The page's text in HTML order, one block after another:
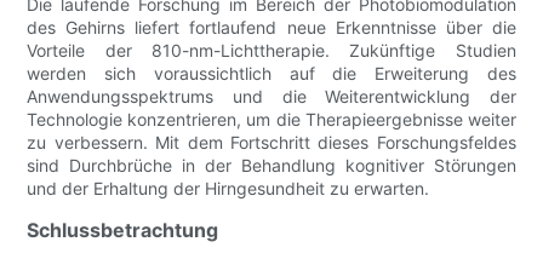
des Gehirns liefert fortlaufend neue Erkenntnisse über die
Vorteile der 810-nm-Lichttherapie. Zukünftige Studien
werden sich voraussichtlich auf die Erweiterung des
Anwendungsspektrums und die Weiterentwicklung der
Technologie konzentrieren, um die Therapieergebnisse weiter
zu verbessern. Mit dem Fortschritt dieses Forschungsfeldes
sind Durchbrüche in der Behandlung kognitiver Störungen
und der Erhaltung der Hirngesundheit zu erwarten.
Schlussbetrachtung